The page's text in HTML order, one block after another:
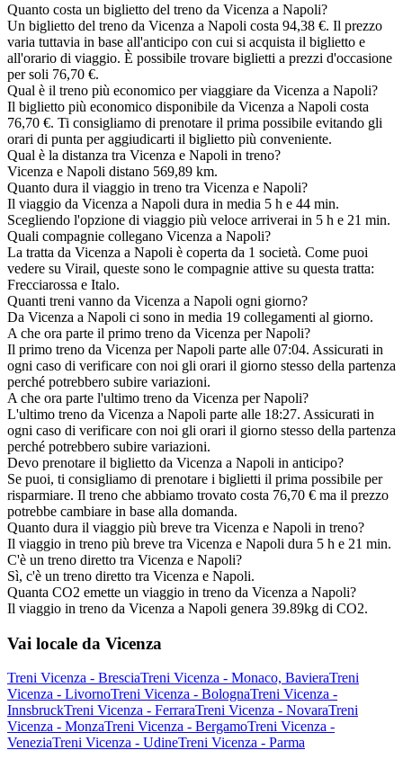
Quanto costa un biglietto del treno da Vicenza a Napoli?
Un biglietto del treno da Vicenza a Napoli costa 94,38 €. Il prezzo
varia tuttavia in base all'anticipo con cui si acquista il biglietto e
all'orario di viaggio. È possibile trovare biglietti a prezzi d'occasione
per soli 76,70 €.
Qual è il treno più economico per viaggiare da Vicenza a Napoli?
Il biglietto più economico disponibile da Vicenza a Napoli costa
76,70 €. Ti consigliamo di prenotare il prima possibile evitando gli
orari di punta per aggiudicarti il biglietto più conveniente.
Qual è la distanza tra Vicenza e Napoli in treno?
Vicenza e Napoli distano 569,89 km.
Quanto dura il viaggio in treno tra Vicenza e Napoli?
Il viaggio da Vicenza a Napoli dura in media 5 h e 44 min.
Scegliendo l'opzione di viaggio più veloce arriverai in 5 h e 21 min.
Quali compagnie collegano Vicenza a Napoli?
La tratta da Vicenza a Napoli è coperta da 1 società. Come puoi
vedere su Virail, queste sono le compagnie attive su questa tratta:
Frecciarossa e Italo.
Quanti treni vanno da Vicenza a Napoli ogni giorno?
Da Vicenza a Napoli ci sono in media 19 collegamenti al giorno.
A che ora parte il primo treno da Vicenza per Napoli?
Il primo treno da Vicenza per Napoli parte alle 07:04. Assicurati in
ogni caso di verificare con noi gli orari il giorno stesso della partenza
perché potrebbero subire variazioni.
A che ora parte l'ultimo treno da Vicenza per Napoli?
L'ultimo treno da Vicenza a Napoli parte alle 18:27. Assicurati in
ogni caso di verificare con noi gli orari il giorno stesso della partenza
perché potrebbero subire variazioni.
Devo prenotare il biglietto da Vicenza a Napoli in anticipo?
Se puoi, ti consigliamo di prenotare i biglietti il prima possibile per
risparmiare. Il treno che abbiamo trovato costa 76,70 € ma il prezzo
potrebbe cambiare in base alla domanda.
Quanto dura il viaggio più breve tra Vicenza e Napoli in treno?
Il viaggio in treno più breve tra Vicenza e Napoli dura 5 h e 21 min.
C'è un treno diretto tra Vicenza e Napoli?
Sì, c'è un treno diretto tra Vicenza e Napoli.
Quanta CO2 emette un viaggio in treno da Vicenza a Napoli?
Il viaggio in treno da Vicenza a Napoli genera 39.89kg di CO2.
Vai locale da Vicenza
Treni Vicenza - BresciaTreni Vicenza - Monaco, BavieraTreni
Vicenza - LivornoTreni Vicenza - BolognaTreni Vicenza -
InnsbruckTreni Vicenza - FerraraTreni Vicenza - NovaraTreni
Vicenza - MonzaTreni Vicenza - BergamoTreni Vicenza -
VeneziaTreni Vicenza - UdineTreni Vicenza - Parma